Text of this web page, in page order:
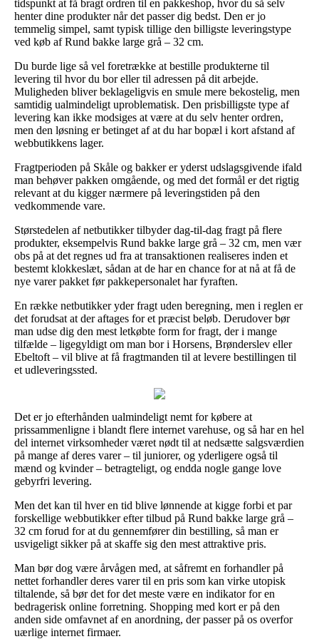
tidspunkt at få bragt ordren til en pakkeshop, hvor du så selv
henter dine produkter når det passer dig bedst. Den er jo
temmelig simpel, samt typisk tillige den billigste leveringstype
ved køb af Rund bakke large grå – 32 cm.
Du burde lige så vel foretrække at bestille produkterne til
levering til hvor du bor eller til adressen på dit arbejde.
Muligheden bliver beklageligvis en smule mere bekostelig, men
samtidig ualmindeligt uproblematisk. Den prisbilligste type af
levering kan ikke modsiges at være at du selv henter ordren,
men den løsning er betinget af at du har bopæl i kort afstand af
webbutikkens lager.
Fragtperioden på Skåle og bakker er yderst udslagsgivende ifald
man behøver pakken omgående, og med det formål er det rigtig
relevant at du kigger nærmere på leveringstiden på den
vedkommende vare.
Størstedelen af netbutikker tilbyder dag-til-dag fragt på flere
produkter, eksempelvis Rund bakke large grå – 32 cm, men vær
obs på at det regnes ud fra at transaktionen realiseres inden et
bestemt klokkeslæt, sådan at de har en chance for at nå at få de
nye varer pakket før pakkepersonalet har fyraften.
En række netbutikker yder fragt uden beregning, men i reglen er
det forudsat at der aftages for et præcist beløb. Derudover bør
man udse dig den mest letkøbte form for fragt, der i mange
tilfælde – ligegyldigt om man bor i Horsens, Brønderslev eller
Ebeltoft – vil blive at få fragtmanden til at levere bestillingen til
et udleveringssted.
Det er jo efterhånden ualmindeligt nemt for købere at
prissammenligne i blandt flere internet varehuse, og så har en hel
del internet virksomheder været nødt til at nedsætte salgsværdien
på mange af deres varer – til juniorer, og yderligere også til
mænd og kvinder – betragteligt, og endda nogle gange love
gebyrfri levering.
Men det kan til hver en tid blive lønnende at kigge forbi et par
forskellige webbutikker efter tilbud på Rund bakke large grå –
32 cm forud for at du gennemfører din bestilling, så man er
usvigeligt sikker på at skaffe sig den mest attraktive pris.
Man bør dog være årvågen med, at såfremt en forhandler på
nettet forhandler deres varer til en pris som kan virke utopisk
tiltalende, så bør det for det meste være en indikator for en
bedragerisk online forretning. Shopping med kort er på den
anden side omfavnet af en anordning, der passer på os overfor
uærlige internet firmaer.